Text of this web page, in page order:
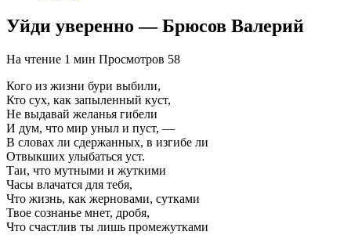
Уйди уверенно — Брюсов Валерий
На чтение 1 мин Просмотров 58
Кого из жизни бури выбили,
Кто сух, как запыленный куст,
Не выдавай желанья гибели
И дум, что мир уныл и пуст, —
В словах ли сдержанных, в изгибе ли
Отвыкших улыбаться уст.
Таи, что мутными и жуткими
Часы влачатся для тебя,
Что жизнь, как жерновами, сутками
Твое сознанье мнет, дробя,
Что счастлив ты лишь промежутками